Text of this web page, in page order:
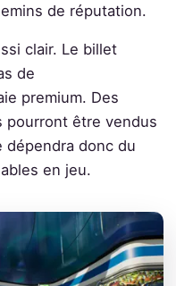
de réputation.
clair. Le billet
de
premium. Des
pourront être vendus
dépendra donc du
en jeu.